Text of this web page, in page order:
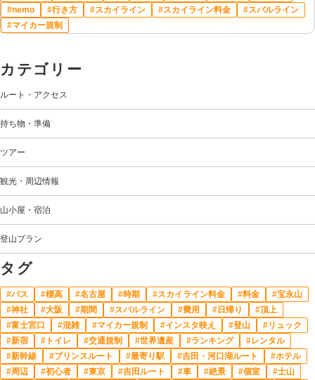
nemo
行き方 スカイライン スカイライン料金
スバルライン
マイカー規制
カテゴリー
ルート・アクセス
持ち物・準備
ツアー
観光・周辺情報
山小屋・宿泊
登山プラン
タグ
バス 標高 名古屋 時期 スカイライン料金 料金
宝永山
神社
大阪 期間 スバルライン 費用 日帰り
頂上
富士宮口
混雑 マイカー規制 インスタ映え 登山
リュック
新宿
トイレ 交通規制 世界遺産 ランキング
レンタル
新幹線
プリンスルート 最寄り駅 吉田・河口湖ルート
ホテル
周辺
初心者 東京 吉田ルート 車 絶景 個室
士山